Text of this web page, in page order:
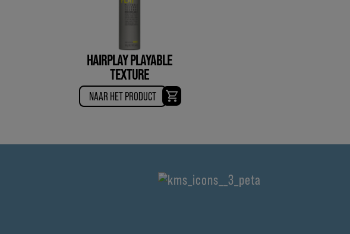
HAIRPLAY PLAYABLE
TEXTURE
NAAR HET PRODUCT